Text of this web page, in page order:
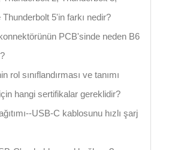
5'in farkı nedir?
PCB'sinde neden B6
rol sınıflandırması ve tanımı
hangi sertifikalar gereklidir?
USB-C kablosunu hızlı şarj